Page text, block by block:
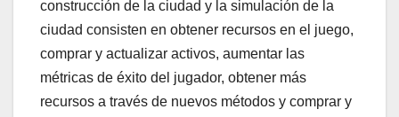
construcción de la ciudad y la simulación de la
ciudad consisten en obtener recursos en el juego,
comprar y actualizar activos, aumentar las
métricas de éxito del jugador, obtener más
recursos a través de nuevos métodos y comprar y